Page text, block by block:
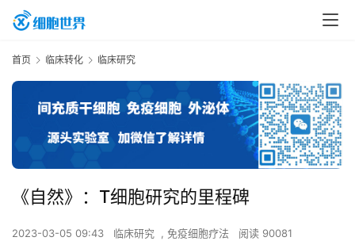
首页 临床转化 临床研究
《自然》：T细胞研究的里程碑
2023-03-05 09:43 临床研究 , 免疫细胞疗法 阅读 90081